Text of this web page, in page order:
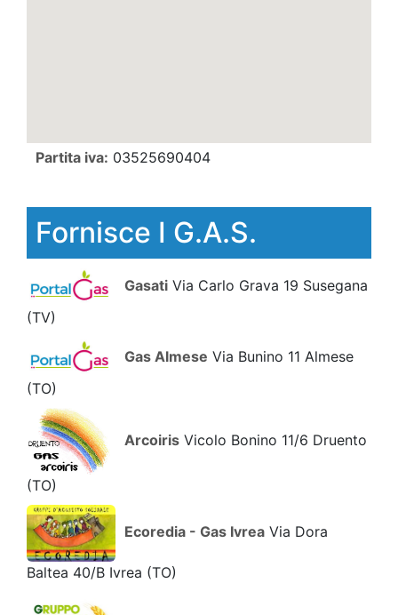
Partita iva: 03525690404
Fornisce I G.A.S.
Gasati Via Carlo Grava 19 Susegana
(TV)
Gas Almese Via Bunino 11 Almese
(TO)
Arcoiris Vicolo Bonino 11/6 Druento
(TO)
Ecoredia - Gas Ivrea Via Dora
Baltea 40/B Ivrea (TO)